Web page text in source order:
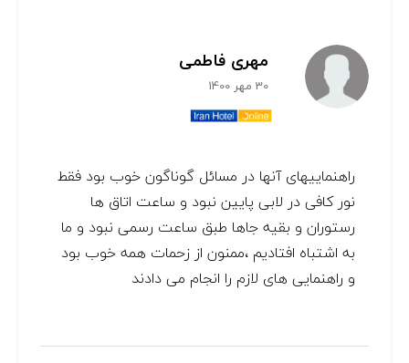
مهری فاطمی
30 مهر 1400
راهنماییهای آنها در مسائل گوناگون خوب بود فقط
نور کافی در لابی پایین نبود و ساعت اتاق ها
رستوران و بقیه جاها طبق ساعت رسمی نبود و ما
به اشتباه افتادیم ،ممنون از زحمات همه خوب بود
و راهنمایی های لازم را انجام می دادند